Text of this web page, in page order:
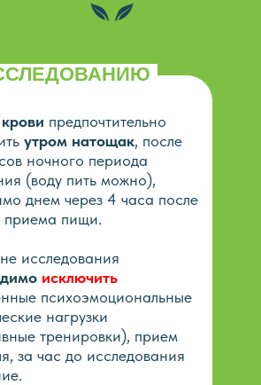
предпочтительно
утром натощак, после
ночного периода
(воду пить можно),
днем через 4 часа после
приема пищи.
исследования
исключить
психоэмоциональные
нагрузки
тренировки), прием
за час до исследования